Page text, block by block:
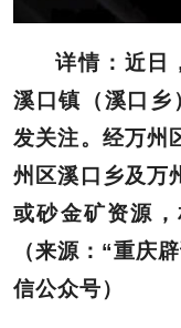
详情： 近日
溪口镇（溪口乡
发关注。经万州
州区溪口乡及万
或砂金矿资源，
（来源：“重庆
信公众号）